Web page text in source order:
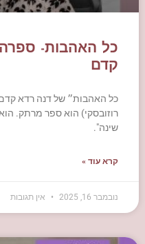
כל האהבות-
קדם
כל האהבות״ של דנה רדא
רוזובסקי) הוא ספר מרתק.
שינה".
קרא עוד »
נובמבר 16, 2025 אין תגובות